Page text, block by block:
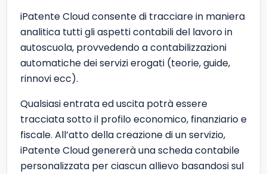
iPatente Cloud consente di tracciare in maniera
analitica tutti gli aspetti contabili del lavoro in
autoscuola, provvedendo a contabilizzazioni
automatiche dei servizi erogati (teorie, guide,
rinnovi ecc).
Qualsiasi entrata ed uscita potrà essere
tracciata sotto il profilo economico, finanziario e
fiscale. All’atto della creazione di un servizio,
iPatente Cloud genererà una scheda contabile
personalizzata per ciascun allievo basandosi sul